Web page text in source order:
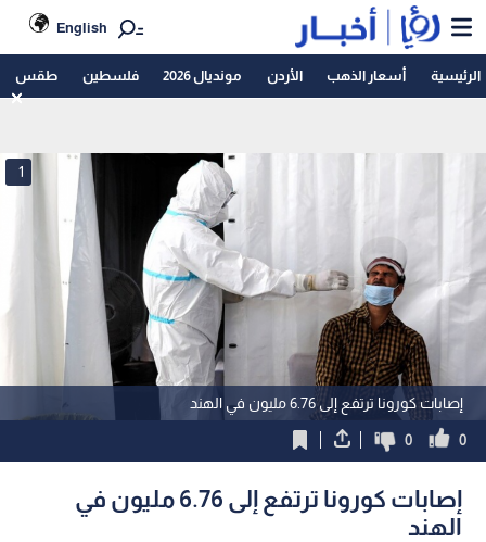
English
الرئيسية أسعار الذهب الأردن مونديال 2026 فلسطين طقس
إصابات كورونا ترتفع إلى 6.76 مليون في الهند
1
0
0
إصابات كورونا ترتفع إلى 6.76 مليون في
الهند